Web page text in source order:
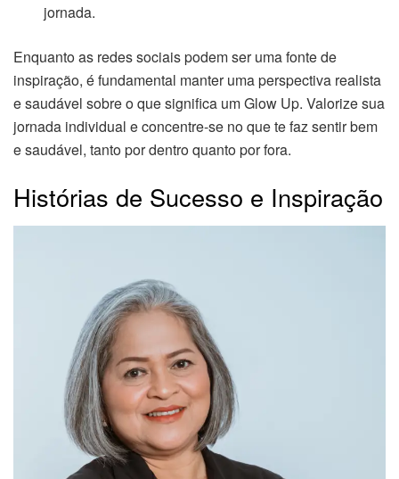
jornada.
Enquanto as redes sociais podem ser uma fonte de
inspiração, é fundamental manter uma perspectiva realista
e saudável sobre o que significa um Glow Up. Valorize sua
jornada individual e concentre-se no que te faz sentir bem
e saudável, tanto por dentro quanto por fora.
Histórias de Sucesso e Inspiração